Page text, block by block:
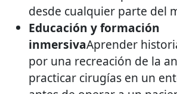
desde cualquier parte del
Educación y formación
inmersivaAprender
por una recreación de la
practicar cirugías en un